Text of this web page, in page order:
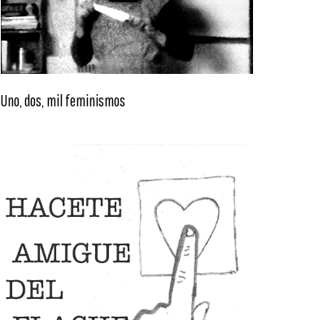
Uno, dos, mil feminismos